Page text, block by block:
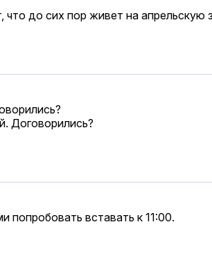
до сих пор живет на апрельскую
Договорились?
вставать к 11:00.